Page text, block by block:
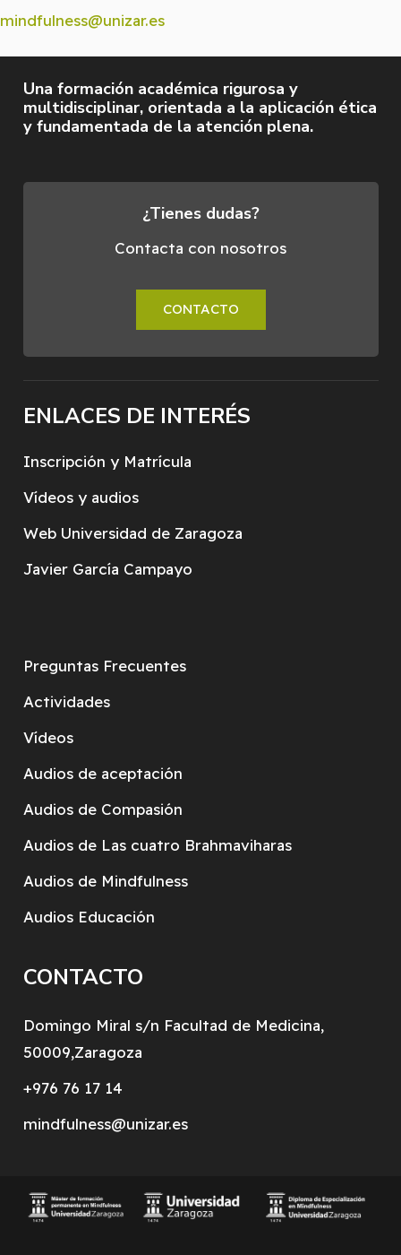
mindfulness@unizar.es
Una formación académica rigurosa y
multidisciplinar, orientada a la aplicación ética
y fundamentada de la atención plena.
¿Tienes dudas?
Contacta con nosotros
CONTACTO
ENLACES DE INTERÉS
Inscripción y Matrícula
Vídeos y audios
Web Universidad de Zaragoza
Javier García Campayo
Preguntas Frecuentes
Actividades
Vídeos
Audios de aceptación
Audios de Compasión
Audios de Las cuatro Brahmaviharas
Audios de Mindfulness
Audios Educación
CONTACTO
Domingo Miral s/n Facultad de Medicina,
50009,Zaragoza
+976 76 17 14
mindfulness@unizar.es